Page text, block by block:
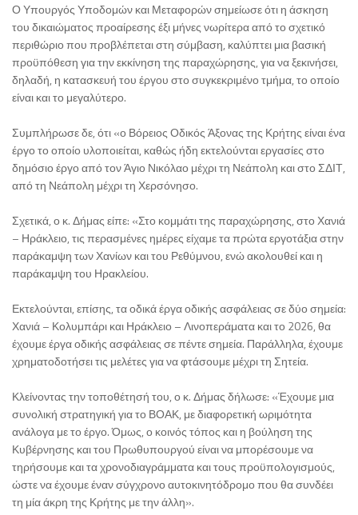
Ο Υπουργός Υποδομών και Μεταφορών σημείωσε ότι η άσκηση
του δικαιώματος προαίρεσης έξι μήνες νωρίτερα από το σχετικό
περιθώριο που προβλέπεται στη σύμβαση, καλύπτει μια βασική
προϋπόθεση για την εκκίνηση της παραχώρησης, για να ξεκινήσει,
δηλαδή, η κατασκευή του έργου στο συγκεκριμένο τμήμα, το οποίο
είναι και το μεγαλύτερο.
Συμπλήρωσε δε, ότι «ο Βόρειος Οδικός Άξονας της Κρήτης είναι ένα
έργο το οποίο υλοποιείται, καθώς ήδη εκτελούνται εργασίες στο
δημόσιο έργο από τον Άγιο Νικόλαο μέχρι τη Νεάπολη και στο ΣΔΙΤ,
από τη Νεάπολη μέχρι τη Χερσόνησο.
Σχετικά, ο κ. Δήμας είπε: «Στο κομμάτι της παραχώρησης, στο Χανιά
– Ηράκλειο, τις περασμένες ημέρες είχαμε τα πρώτα εργοτάξια στην
παράκαμψη των Χανίων και του Ρεθύμνου, ενώ ακολουθεί και η
παράκαμψη του Ηρακλείου.
Εκτελούνται, επίσης, τα οδικά έργα οδικής ασφάλειας σε δύο σημεία:
Χανιά – Κολυμπάρι και Ηράκλειο – Λινοπεράματα και το 2026, θα
έχουμε έργα οδικής ασφάλειας σε πέντε σημεία. Παράλληλα, έχουμε
χρηματοδοτήσει τις μελέτες για να φτάσουμε μέχρι τη Σητεία.
Κλείνοντας την τοποθέτησή του, ο κ. Δήμας δήλωσε: «Έχουμε μια
συνολική στρατηγική για το ΒΟΑΚ, με διαφορετική ωριμότητα
ανάλογα με το έργο. Όμως, ο κοινός τόπος και η βούληση της
Κυβέρνησης και του Πρωθυπουργού είναι να μπορέσουμε να
τηρήσουμε και τα χρονοδιαγράμματα και τους προϋπολογισμούς,
ώστε να έχουμε έναν σύγχρονο αυτοκινητόδρομο που θα συνδέει
τη μία άκρη της Κρήτης με την άλλη».